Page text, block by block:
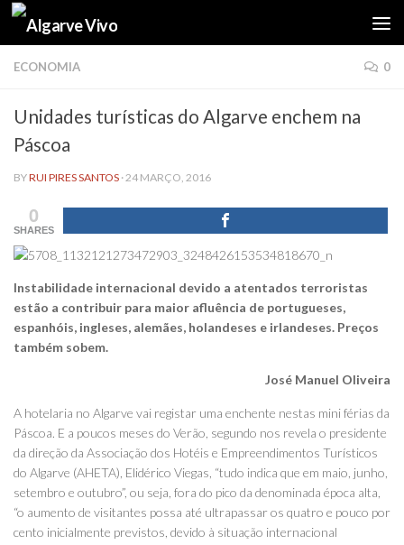
Skip to content
ECONOMIA 0
Unidades turísticas do Algarve enchem na
Páscoa
BYRUI PIRES SANTOS ·24 MARÇO, 2016
0
SHARES
Instabilidade internacional devido a atentados terroristas
estão a contribuir para maior afluência de portugueses,
espanhóis, ingleses, alemães, holandeses e irlandeses. Preços
também sobem.
José Manuel Oliveira
A hotelaria no Algarve vai registar uma enchente nestas mini férias da
Páscoa. E a poucos meses do Verão, segundo nos revela o presidente
da direção da Associação dos Hotéis e Empreendimentos Turísticos
do Algarve (AHETA), Elidérico Viegas, “tudo indica que em maio, junho,
setembro e outubro”, ou seja, fora do pico da denominada época alta,
“o aumento de visitantes possa até ultrapassar os quatro e pouco por
cento inicialmente previstos, devido à situação internacional